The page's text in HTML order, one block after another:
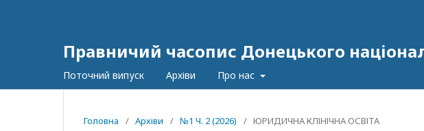
Правничий часопис Донецького
Поточний випуск Архіви Про нас
Головна / Архіви / №1 Ч. 2 (2026) / ЮРИДИЧНА КЛІНІЧНА ОСВІТА